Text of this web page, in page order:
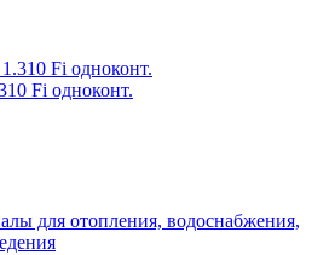
Fi одноконт.
для отопления, водоснабжения,